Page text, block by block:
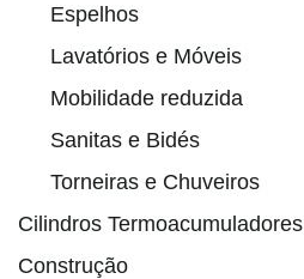
Espelhos
Lavatórios e Móveis
Mobilidade reduzida
Sanitas e Bidés
Torneiras e Chuveiros
Cilindros Termoacumuladores
Construção